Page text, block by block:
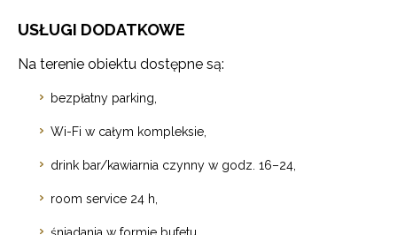
USŁUGI DODATKOWE
Na terenie obiektu dostępne są:
bezpłatny parking,
Wi-Fi w całym kompleksie,
drink bar/kawiarnia czynny w godz. 16–24,
room service 24 h,